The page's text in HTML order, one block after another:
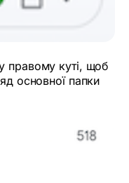
правому куті, щоб
основної папки